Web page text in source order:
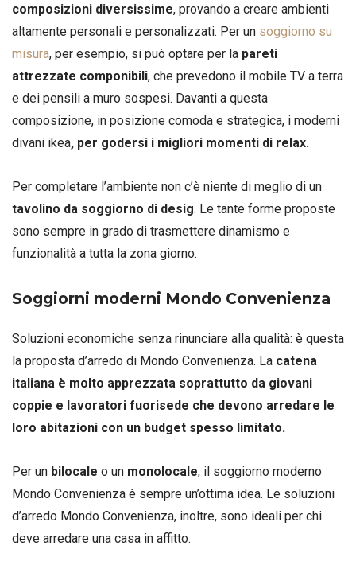
composizioni diversissime, provando a creare ambienti
altamente personali e personalizzati. Per un soggiorno su
misura, per esempio, si può optare per la pareti
attrezzate componibili, che prevedono il mobile TV a terra
e dei pensili a muro sospesi. Davanti a questa
composizione, in posizione comoda e strategica, i moderni
divani ikea, per godersi i migliori momenti di relax.
Per completare l’ambiente non c’è niente di meglio di un
tavolino da soggiorno di desig. Le tante forme proposte
sono sempre in grado di trasmettere dinamismo e
funzionalità a tutta la zona giorno.
Soggiorni moderni Mondo Convenienza
Soluzioni economiche senza rinunciare alla qualità: è questa
la proposta d’arredo di Mondo Convenienza. La catena
italiana è molto apprezzata soprattutto da giovani
coppie e lavoratori fuorisede che devono arredare le
loro abitazioni con un budget spesso limitato.
Per un bilocale o un monolocale, il soggiorno moderno
Mondo Convenienza è sempre un’ottima idea. Le soluzioni
d’arredo Mondo Convenienza, inoltre, sono ideali per chi
deve arredare una casa in affitto.